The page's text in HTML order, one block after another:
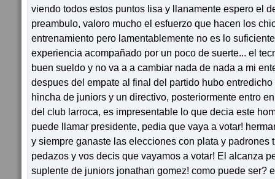
viendo todos estos puntos lisa y llanamente espero el
preambulo, valoro mucho el esfuerzo que hacen los
entrenamiento pero lamentablemente no es lo
experiencia acompañado por un poco de suerte... el
buen sueldo y no va a a cambiar nada de nada a mi
despues del empate al final del partido hubo
hincha de juniors y un directivo, posteriormente entro
del club larroca, es impresentable lo que decia este
puede llamar presidente, pedia que vaya a votar!
y siempre ganaste las elecciones con plata y padrones
pedazos y vos decis que vayamos a votar! El alcanza
suplente de juniors jonathan gomez! como puede ser?